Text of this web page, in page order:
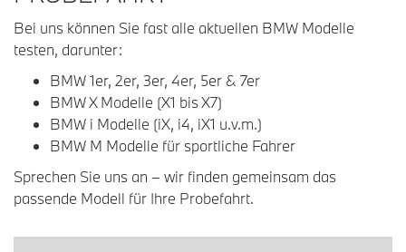
Bei uns können Sie fast alle aktuellen BMW Modelle
testen, darunter:
BMW 1er, 2er, 3er, 4er, 5er & 7er
BMW X Modelle (X1 bis X7)
BMW i Modelle (iX, i4, iX1 u.v.m.)
BMW M Modelle für sportliche Fahrer
Sprechen Sie uns an – wir finden gemeinsam das
passende Modell für Ihre Probefahrt.